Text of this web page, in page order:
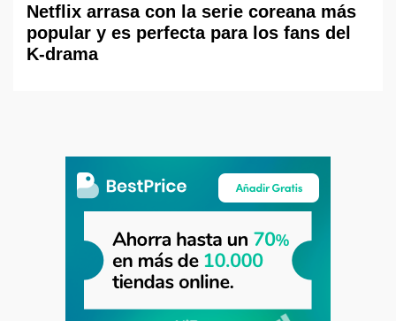
Netflix arrasa con la serie coreana más
popular y es perfecta para los fans del
K-drama